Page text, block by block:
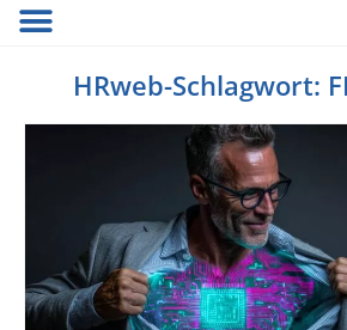
HRweb-Schlagwort: